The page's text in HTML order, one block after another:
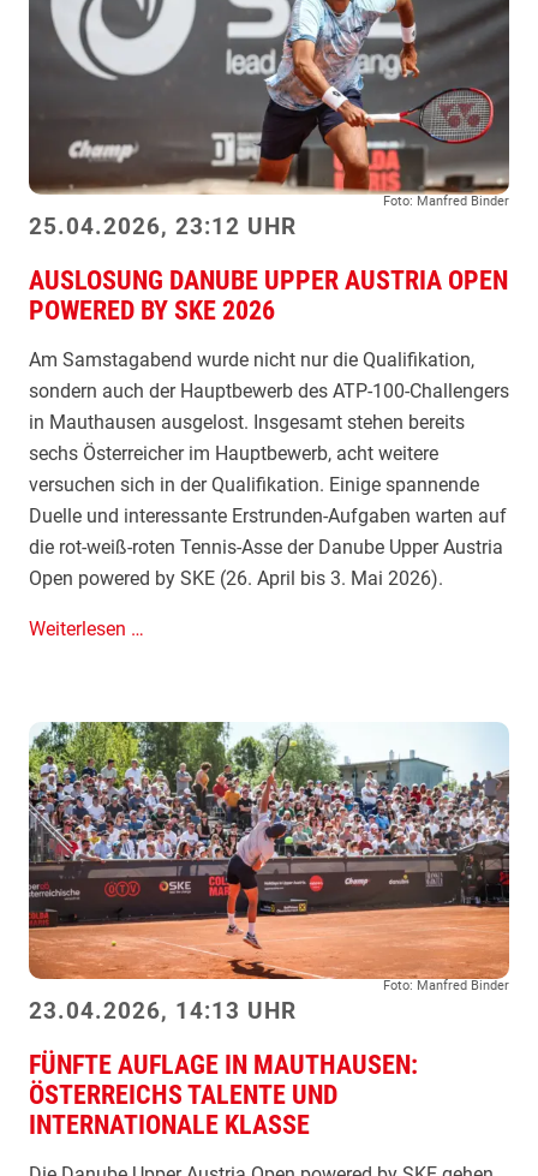
i
l
s
h
r
i
b
e
r
a
l
s
B
u
-
A
f
t
k
:
R
o
d
i
o
u
n
d
U
j
v
r
y
i
F
o
k
Foto: Manfred Binder
25.04.2026, 23:12 UHR
AUSLOSUNG DANUBE UPPER AUSTRIA OPEN
POWERED BY SKE 2026
Am Samstagabend wurde nicht nur die Qualifikation,
sondern auch der Hauptbewerb des ATP-100-Challengers
in Mauthausen ausgelost. Insgesamt stehen bereits
sechs Österreicher im Hauptbewerb, acht weitere
versuchen sich in der Qualifikation. Einige spannende
Duelle und interessante Erstrunden-Aufgaben warten auf
die rot-weiß-roten Tennis-Asse der Danube Upper Austria
Open powered by SKE (26. April bis 3. Mai 2026).
Weiterlesen …
l
o
s
u
n
g
D
a
n
u
e
U
p
Foto: Manfred Binder
23.04.2026, 14:13 UHR
FÜNFTE AUFLAGE IN MAUTHAUSEN:
ÖSTERREICHS TALENTE UND
INTERNATIONALE KLASSE